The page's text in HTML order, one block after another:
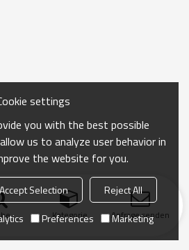
Kategorie Anfrage senden
settings
you with the best possible
us to analyze user behavior in
the website for you.
Accept Selection
Reject All
Preferences Marketing